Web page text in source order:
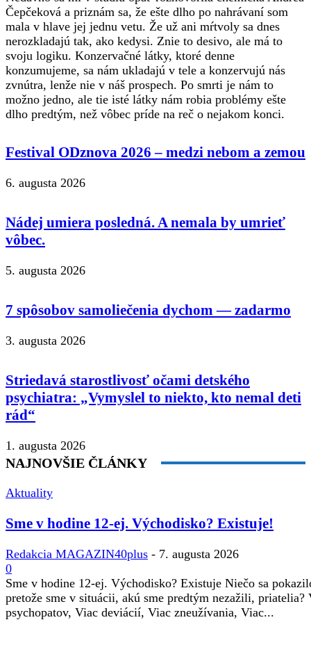
Čepčeková a priznám sa, že ešte dlho po nahrávaní som
mala v hlave jej jednu vetu. Že už ani mŕtvoly sa dnes
nerozkladajú tak, ako kedysi. Znie to desivo, ale má to
svoju logiku. Konzervačné látky, ktoré denne
konzumujeme, sa nám ukladajú v tele a konzervujú nás
zvnútra, lenže nie v náš prospech. Po smrti je nám to
možno jedno, ale tie isté látky nám robia problémy ešte
dlho predtým, než vôbec príde na reč o nejakom konci.
Festival ODznova 2026 – medzi nebom a zemou
6. augusta 2026
Nádej umiera posledná. A nemala by umrieť
vôbec.
5. augusta 2026
7 spôsobov samoliečenia dychom — zadarmo
3. augusta 2026
Striedavá starostlivosť očami detského
psychiatra: „Vymyslel to niekto, kto nemal deti
rád“
1. augusta 2026
NAJNOVŠIE ČLÁNKY
Aktuality
Sme v hodine 12-ej. Východisko? Existuje!
Redakcia MAGAZIN40plus - 7. augusta 2026
0
Sme v hodine 12-ej. Východisko? Existuje Niečo sa
pretože sme v situácii, akú sme predtým nezažili, priatelia?
psychopatov, Viac deviácií, Viac zneužívania, Viac...